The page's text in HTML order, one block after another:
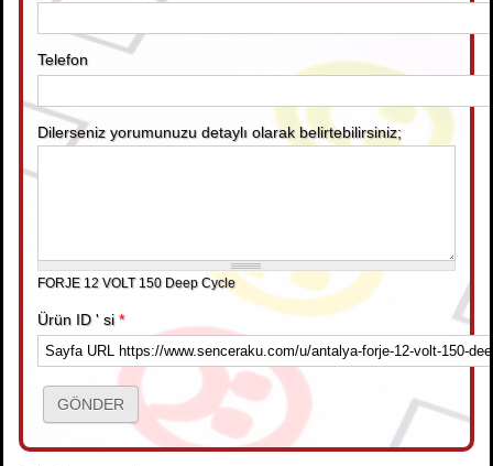
Telefon
Dilerseniz yorumunuzu detaylı olarak belirtebilirsiniz;
FORJE 12 VOLT 150 Deep Cycle
Ürün ID ' si *